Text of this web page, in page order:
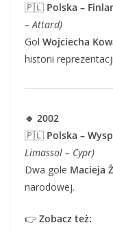
🇵🇱 Polska –
– Attard)
Gol Wojciecha
historii
🔹 2002
🇵🇱 Polska –
Limassol – Cypr)
Dwa gole Macieja
narodowej.
👉 Zobacz też: